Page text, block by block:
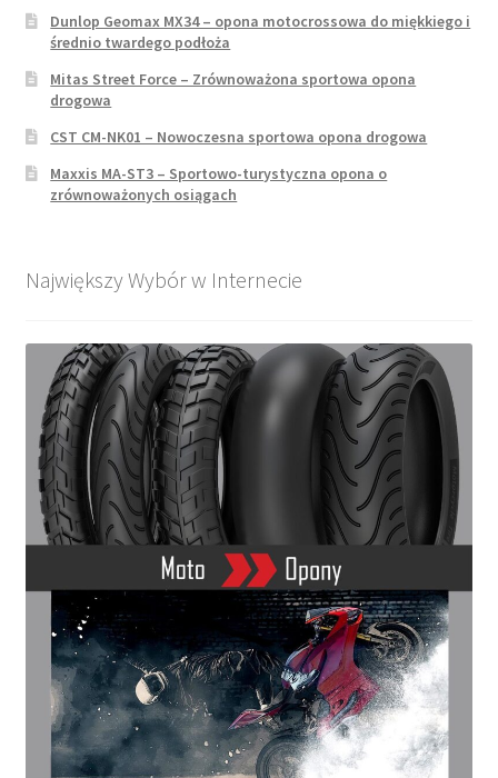
Dunlop Geomax MX34 – opona motocrossowa do miękkiego i
średnio twardego podłoża
Mitas Street Force – Zrównoważona sportowa opona
drogowa
CST CM-NK01 – Nowoczesna sportowa opona drogowa
Maxxis MA-ST3 – Sportowo-turystyczna opona o
zrównoważonych osiągach
Największy Wybór w Internecie